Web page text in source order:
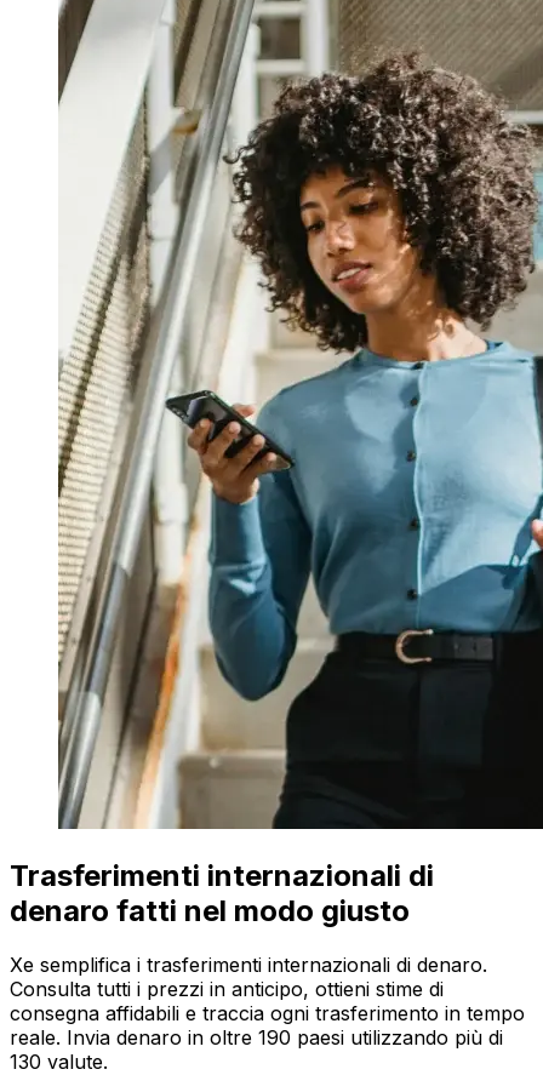
Trasferimenti internazionali di
denaro fatti nel modo giusto
Xe semplifica i trasferimenti internazionali di denaro.
Consulta tutti i prezzi in anticipo, ottieni stime di
consegna affidabili e traccia ogni trasferimento in tempo
reale. Invia denaro in oltre 190 paesi utilizzando più di
130 valute.